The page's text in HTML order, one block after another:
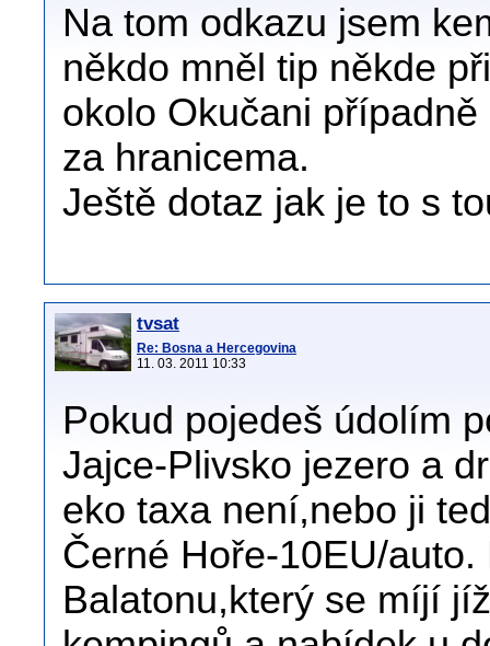
Na tom odkazu jsem
někdo mněl tip někde
okolo Okučani
za hranicema.
Ještě dotaz jak je to s
tvsat
Re: Bosna a Hercegovina
11. 03. 2011 10:33
Pokud pojedeš údolím
Jajce-Plivsko jezero a
eko taxa není,nebo ji
Černé Hoře-10EU/
Balatonu,který se míjí